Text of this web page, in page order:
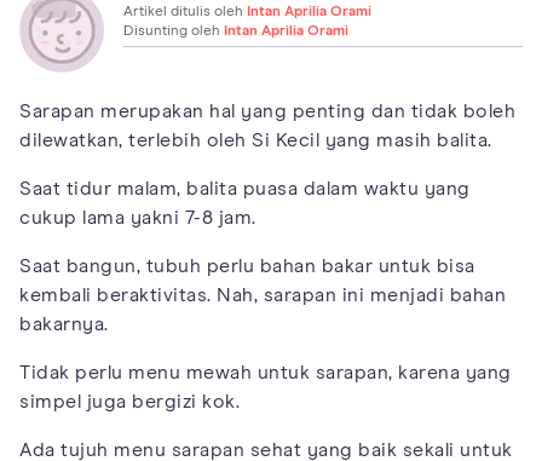
Artikel ditulis oleh Intan Aprilia Orami
Disunting oleh Intan Aprilia Orami
Sarapan merupakan hal yang penting dan tidak boleh
dilewatkan, terlebih oleh Si Kecil yang masih balita.
Saat tidur malam, balita puasa dalam waktu yang
cukup lama yakni 7-8 jam.
Saat bangun, tubuh perlu bahan bakar untuk bisa
kembali beraktivitas. Nah, sarapan ini menjadi bahan
bakarnya.
Tidak perlu menu mewah untuk sarapan, karena yang
simpel juga bergizi kok.
Ada tujuh menu sarapan sehat yang baik sekali untuk